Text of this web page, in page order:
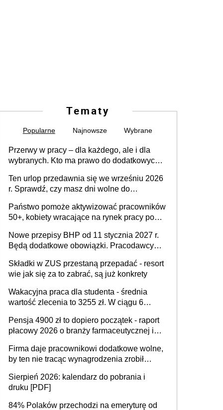
Tematy
Popularne Najnowsze Wybrane
Przerwy w pracy – dla każdego, ale i dla
wybranych. Kto ma prawo do dodatkowych
Ten urlop przedawnia się we wrześniu 2026
r. Sprawdź, czy masz dni wolne do
Państwo pomoże aktywizować pracowników
50+, kobiety wracające na rynek pracy po
osoby neuroatypowe. Powstanie Fundusz
na rzecz Inkluzywności w Zatrudnianiu?
Nowe przepisy BHP od 11 stycznia 2027 r.
Będą dodatkowe obowiązki. Pracodawcy
Składki w ZUS przestaną przepadać - resort
wie jak się za to zabrać, są już konkrety
Wakacyjna praca dla studenta - średnia
wartość zlecenia to 3255 zł. W ciągu 6
ponad 10,7 tys. zł
Pensja 4900 zł to dopiero początek - raport
płacowy 2026 o branży farmaceutycznej i
Firma daje pracownikowi dodatkowe wolne,
by ten nie tracąc wynagrodzenia zrobił
sprawdza
Sierpień 2026: kalendarz do pobrania i
druku [PDF]
84% Polaków przechodzi na emeryturę od